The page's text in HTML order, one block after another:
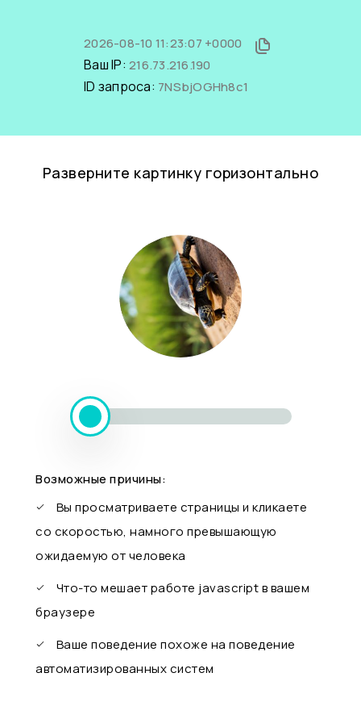
2026-08-10 11:23:07 +0000
Ваш IP: 216.73.216.190
ID запроса: 7NSbjOGHh8c1
Разверните картинку горизонтально
Возможные причины:
Вы просматриваете страницы и кликаете
со скоростью, намного превышающую
ожидаемую от человека
Что-то мешает работе javascript в вашем
браузере
Ваше поведение похоже на поведение
автоматизированных систем